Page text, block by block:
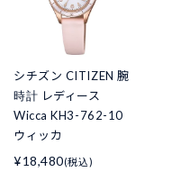
シチズン CITIZEN 腕
時計 レディース
Wicca KH3-762-10
ウィッカ
¥18,480(税込)